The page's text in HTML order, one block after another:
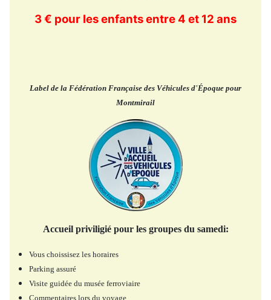
3 € pour les enfants entre 4 et 12 ans
Label de la Fédération Française des Véhicules d'Époque pour
Montmirail
Accueil priviligié pour les groupes du samedi:
Vous choissisez les horaires
Parking assuré
Visite guidée du musée ferroviaire
Commentaires lors du voyage